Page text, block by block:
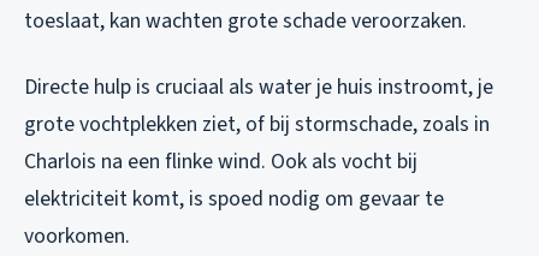
toeslaat, kan wachten grote schade veroorzaken.
Directe hulp is cruciaal als water je huis instroomt, je
grote vochtplekken ziet, of bij stormschade, zoals in
Charlois na een flinke wind. Ook als vocht bij
elektriciteit komt, is spoed nodig om gevaar te
voorkomen.